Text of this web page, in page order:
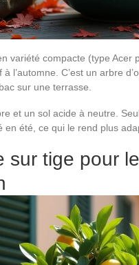
variété compacte (type Acer
l’automne. C’est un arbre
sur une terrasse.
et un sol acide à neutre.
en été, ce qui le rend plus
sur tige pour